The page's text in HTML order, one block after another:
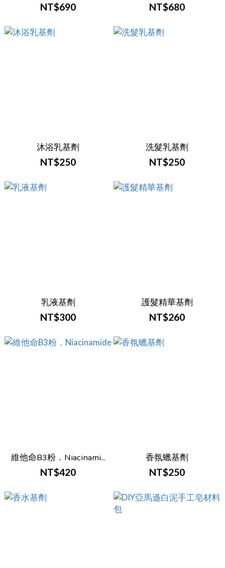
NT$690
NT$680
沐浴乳基劑
NT$250
洗髮乳基劑
NT$250
乳液基劑
NT$300
護髮精華基劑
NT$260
維他命B3粉．Niacinami...
NT$420
香氛蠟基劑
NT$250